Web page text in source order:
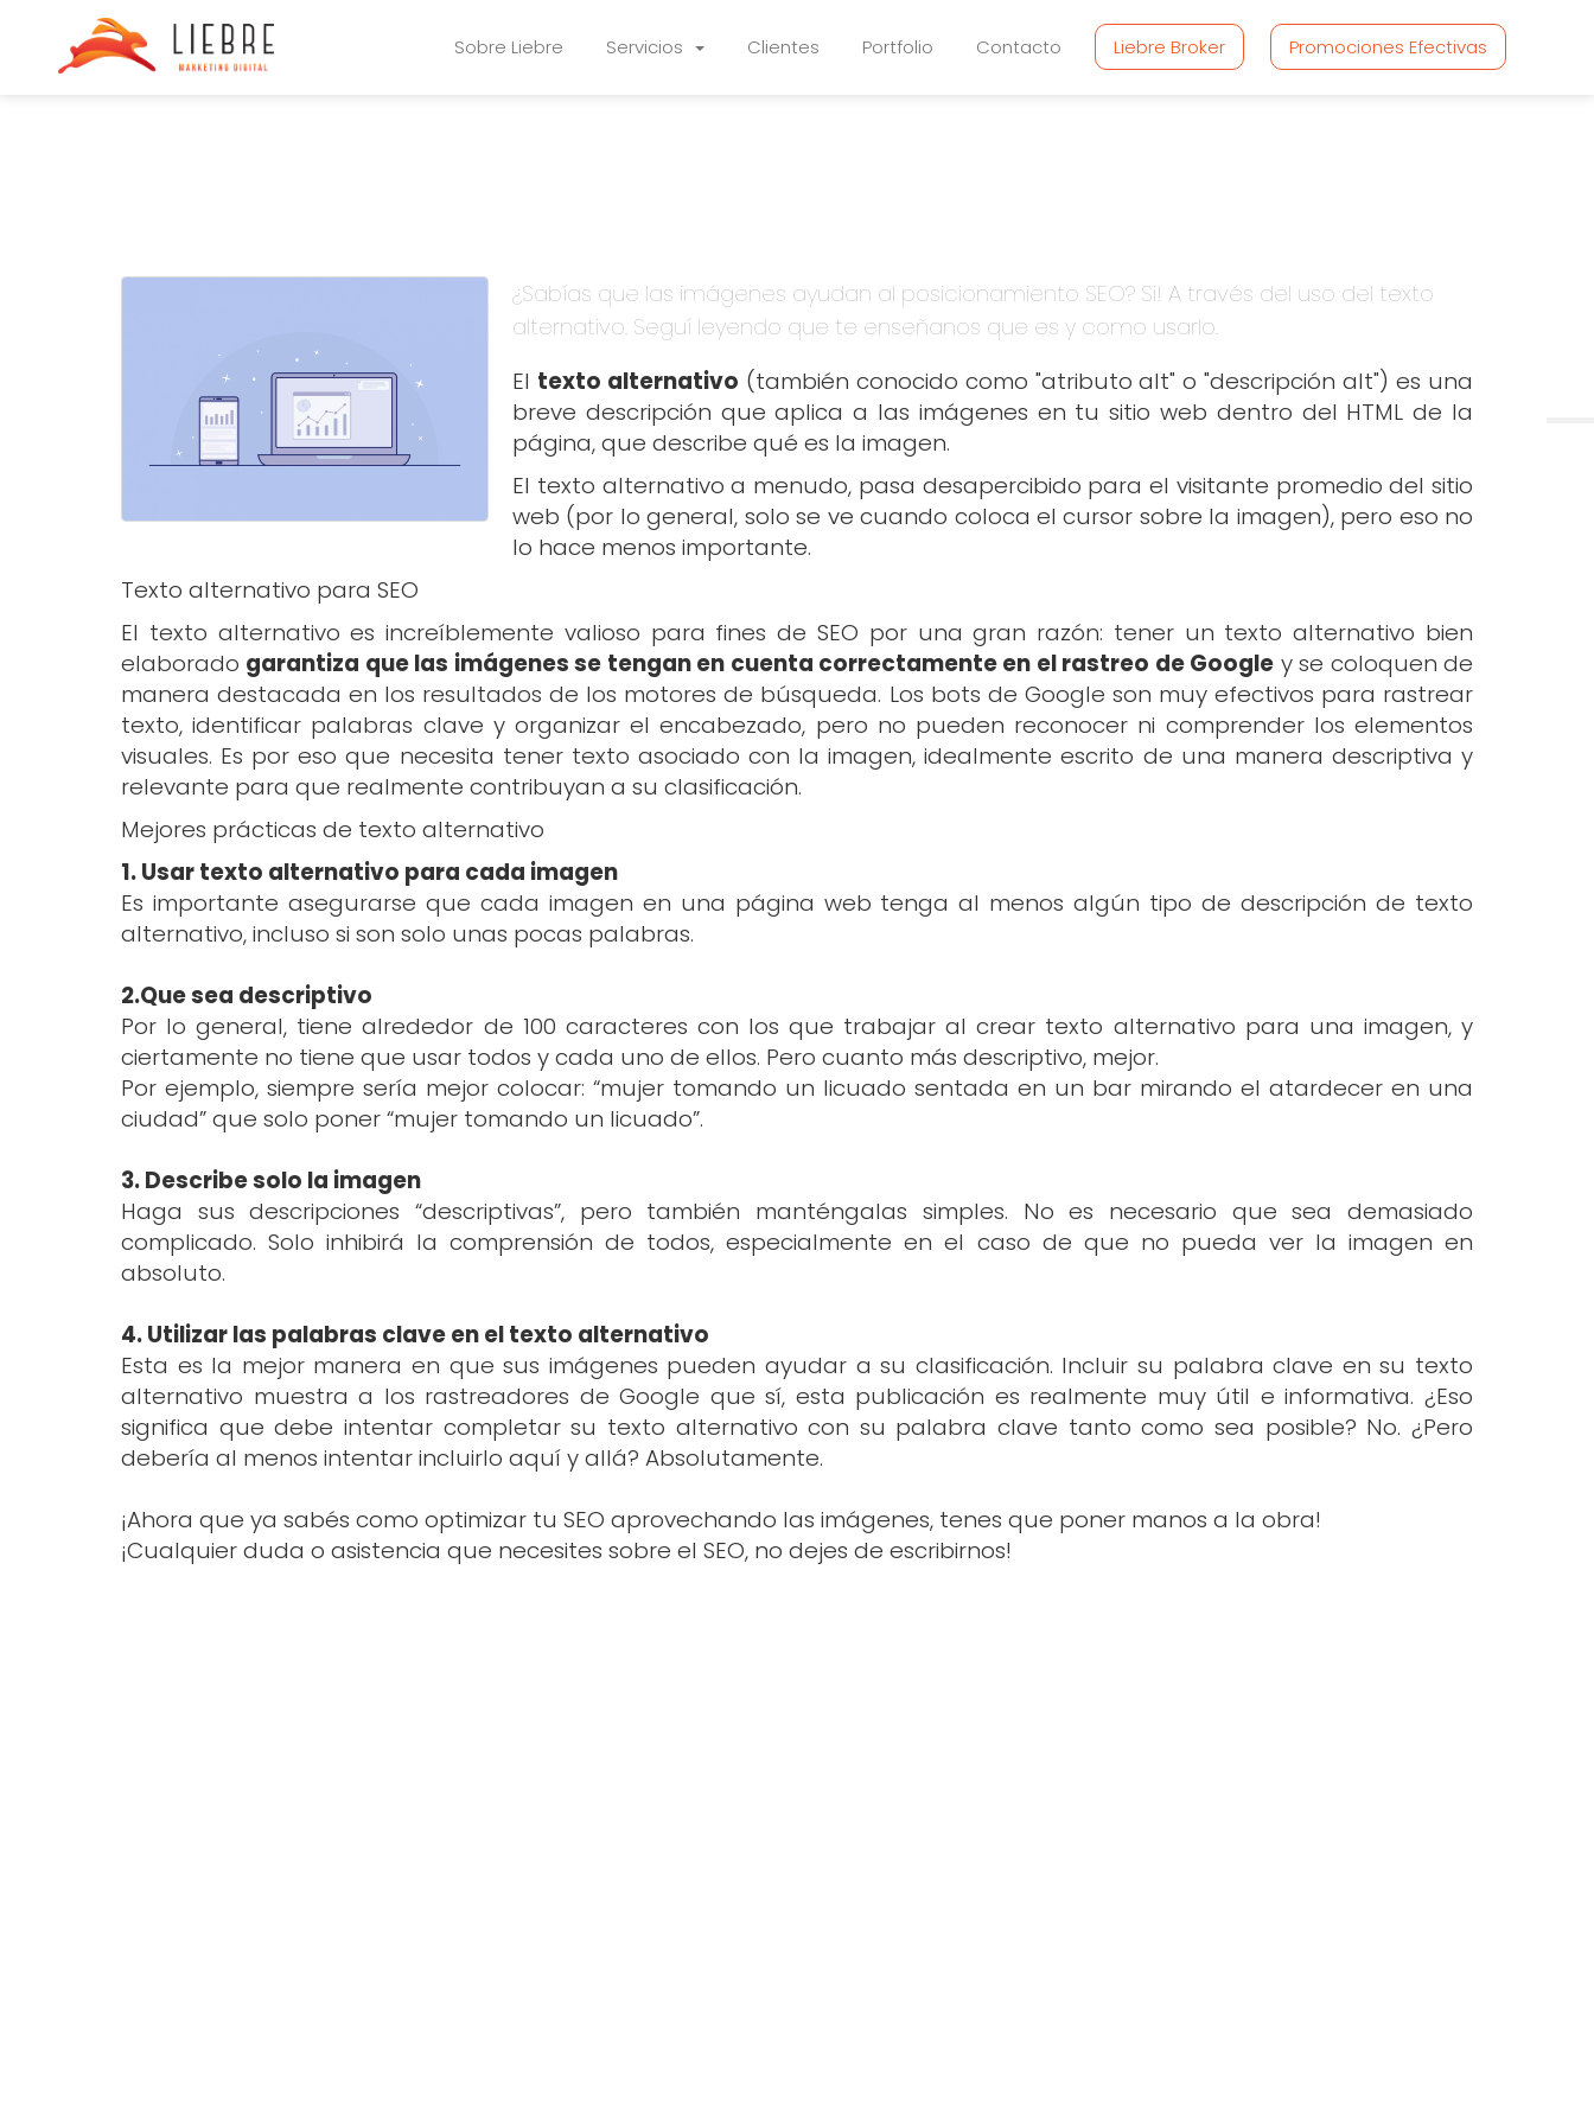
Sobre Liebre Servicios Clientes Portfolio Contacto Liebre Broker Promociones Efectivas
¿Sabías que las imágenes ayudan al posicionamiento SEO? Si! A través del uso del texto
alternativo. Seguí leyendo que te enseñanos que es y como usarlo.
El texto alternativo (también conocido como "atributo alt" o "descripción alt") es una
breve descripción que aplica a las imágenes en tu sitio web dentro del HTML de la
página, que describe qué es la imagen.
El texto alternativo a menudo, pasa desapercibido para el visitante promedio del sitio
web (por lo general, solo se ve cuando coloca el cursor sobre la imagen), pero eso no
lo hace menos importante.
Texto alternativo para SEO
El texto alternativo es increíblemente valioso para fines de SEO por una gran razón: tener un texto alternativo bien
elaborado garantiza que las imágenes se tengan en cuenta correctamente en el rastreo de Google y se coloquen de
manera destacada en los resultados de los motores de búsqueda. Los bots de Google son muy efectivos para rastrear
texto, identificar palabras clave y organizar el encabezado, pero no pueden reconocer ni comprender los elementos
visuales. Es por eso que necesita tener texto asociado con la imagen, idealmente escrito de una manera descriptiva y
relevante para que realmente contribuyan a su clasificación.
Mejores prácticas de texto alternativo
1. Usar texto alternativo para cada imagen
Es importante asegurarse que cada imagen en una página web tenga al menos algún tipo de descripción de texto
alternativo, incluso si son solo unas pocas palabras.
2.Que sea descriptivo
Por lo general, tiene alrededor de 100 caracteres con los que trabajar al crear texto alternativo para una imagen, y
ciertamente no tiene que usar todos y cada uno de ellos. Pero cuanto más descriptivo, mejor.
Por ejemplo, siempre sería mejor colocar: “mujer tomando un licuado sentada en un bar mirando el atardecer en una
ciudad” que solo poner “mujer tomando un licuado”.
3. Describe solo la imagen
Haga sus descripciones “descriptivas”, pero también manténgalas simples. No es necesario que sea demasiado
complicado. Solo inhibirá la comprensión de todos, especialmente en el caso de que no pueda ver la imagen en
absoluto.
4. Utilizar las palabras clave en el texto alternativo
Esta es la mejor manera en que sus imágenes pueden ayudar a su clasificación. Incluir su palabra clave en su texto
alternativo muestra a los rastreadores de Google que sí, esta publicación es realmente muy útil e informativa. ¿Eso
significa que debe intentar completar su texto alternativo con su palabra clave tanto como sea posible? No. ¿Pero
debería al menos intentar incluirlo aquí y allá? Absolutamente.
¡Ahora que ya sabés como optimizar tu SEO aprovechando las imágenes, tenes que poner manos a la obra!
¡Cualquier duda o asistencia que necesites sobre el SEO, no dejes de escribirnos!